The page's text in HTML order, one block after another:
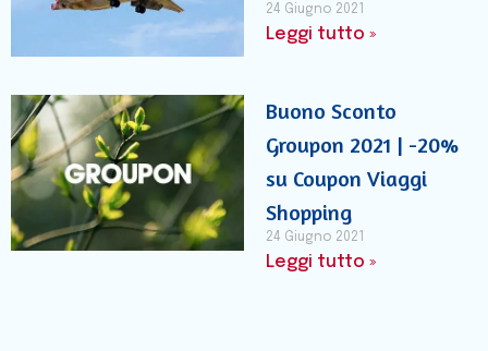
24 Giugno 2021
Leggi tutto »
Buono Sconto
Groupon 2021 | -20%
su Coupon Viaggi
Shopping
24 Giugno 2021
Leggi tutto »